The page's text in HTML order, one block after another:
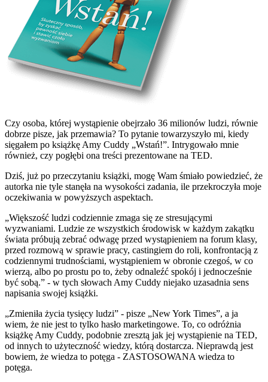
Czy osoba, której wystąpienie obejrzało 36 milionów ludzi, równie
dobrze pisze, jak przemawia? To pytanie towarzyszyło mi, kiedy
sięgałem po książkę Amy Cuddy „Wstań!”. Intrygowało mnie
również, czy pogłębi ona treści prezentowane na TED.
Dziś, już po przeczytaniu książki, mogę Wam śmiało powiedzieć, że
autorka nie tyle stanęła na wysokości zadania, ile przekroczyła moje
oczekiwania w powyższych aspektach.
„Większość ludzi codziennie zmaga się ze stresującymi
wyzwaniami. Ludzie ze wszystkich środowisk w każdym zakątku
świata próbują zebrać odwagę przed wystąpieniem na forum klasy,
przed rozmową w sprawie pracy, castingiem do roli, konfrontacją z
codziennymi trudnościami, wystąpieniem w obronie czegoś, w co
wierzą, albo po prostu po to, żeby odnaleźć spokój i jednocześnie
być sobą.” - w tych słowach Amy Cuddy niejako uzasadnia sens
napisania swojej książki.
„Zmieniła życia tysięcy ludzi” - pisze „New York Times”, a ja
wiem, że nie jest to tylko hasło marketingowe. To, co odróżnia
książkę Amy Cuddy, podobnie zresztą jak jej wystąpienie na TED,
od innych to użyteczność wiedzy, którą dostarcza. Nieprawdą jest
bowiem, że wiedza to potęga - ZASTOSOWANA wiedza to
potęga.